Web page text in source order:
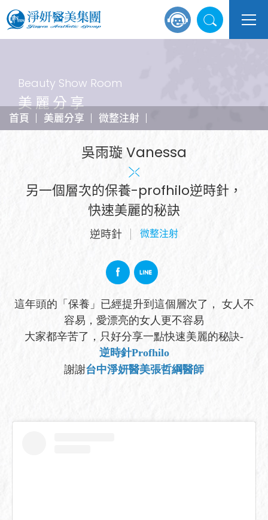
Beauty Show Room
美麗分享
首頁 美麗分享 微整注射
吳雨璇 Vanessa
另一個層次的保養-profhilo逆時針，
快速美麗的秘訣
逆時針 微整注射
這年頭的「保養」已經提升到這個層次了， 女人不
容易，愛漂亮的女人更不容易
大家都辛苦了，只好分享一點快速美麗的秘訣-
逆時針Profhilo
謝謝台中淨妍醫美張哲綱醫師